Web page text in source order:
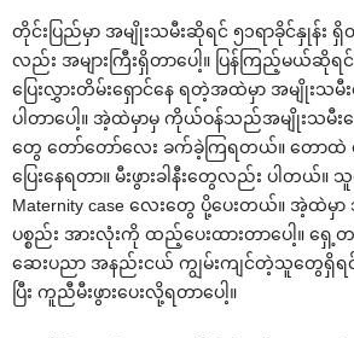
တိုင်းပြည်မှာ အမျိုးသမီးဆိုရင် ၅၁ရာခိုင်နှုန်
လည်း အများကြီးရှိတာပေါ့။ ပြန်ကြည့်မယ်ဆိုရ
ပြေးလွှားတိမ်းရှောင်နေ ရတဲ့အထဲမှာ အမျိုးသမီး
ပါတာပေါ့။ အဲ့ထဲမှာမှ ကိုယ်ဝန်သည်အမျိုးသမီ
တွေ တော်တော်လေး ခက်ခဲ့ကြရတယ်။ တောထဲ
ပြေးနေရတာ။ မီးဖွားခါနီးတွေလည်း ပါ
Maternity case လေးတွေ ပို့ပေးတယ်။ အဲ့ထဲမှ
ပစ္စည်း အားလုံးကို ထည့်ပေးထားတာပေါ့။ ရှေ့
ဆေးပညာ အနည်းငယ် ကျွမ်းကျင်တဲ့သူတွေရှိရ
ပြီး ကူညီမီးဖွားပေးလို့ရတာပေါ့။